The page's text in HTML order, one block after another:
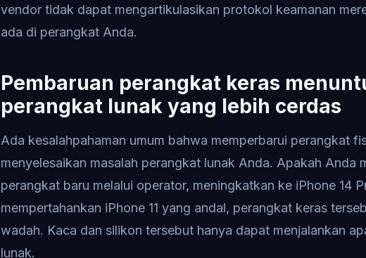
vendor tidak dapat mengartikulasikan protokol keamanan
ada di perangkat Anda.
Pembaruan perangkat keras
perangkat lunak yang lebih cerdas
Ada kesalahpahaman umum bahwa memperbarui perangkat
menyelesaikan masalah perangkat lunak Anda. Apakah Anda
perangkat baru melalui operator, meningkatkan ke iPhone 14
mempertahankan iPhone 11 yang andal, perangkat keras
wadah. Kaca dan silikon tersebut hanya dapat menjalankan
lunak.